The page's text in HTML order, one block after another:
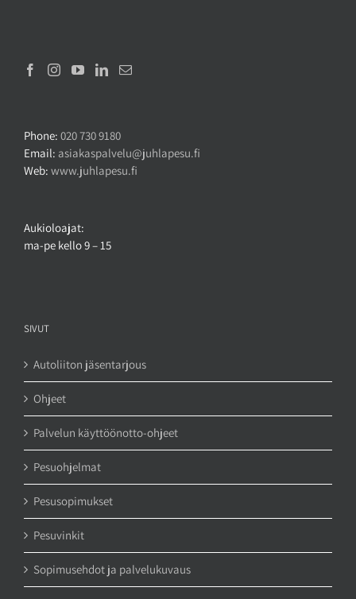
Phone: 020 730 9180
Email: asiakaspalvelu@juhlapesu.fi
Web: www.juhlapesu.fi
Aukioloajat:
ma-pe kello 9 – 15
SIVUT
Autoliiton jäsentarjous
Ohjeet
Palvelun käyttöönotto-ohjeet
Pesuohjelmat
Pesusopimukset
Pesuvinkit
Sopimusehdot ja palvelukuvaus